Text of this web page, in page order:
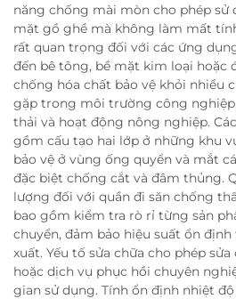
năng chống mài mòn cho phép sử
mặt gồ ghề mà không làm mất
rất quan trọng đối với các ứng
đến bê tông, bề mặt kim loại hoặc
chống hóa chất bảo vệ khỏi nhiều
gặp trong môi trường công
thải và hoạt động nông nghiệp.
gồm cấu tạo hai lớp ở những khu
bảo vệ ở vùng ống quyển và mắt
đặc biệt chống cắt và đâm thủng.
lượng đối với quần đi săn chống
bao gồm kiểm tra rò rỉ từng sản
chuyển, đảm bảo hiệu suất ổn
xuất. Yếu tố sửa chữa cho phép
hoặc dịch vụ phục hồi chuyên
gian sử dụng. Tính ổn định nhiệt